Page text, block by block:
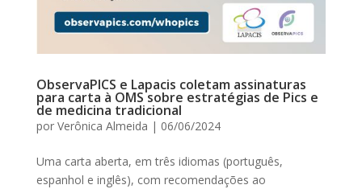
ObservaPICS e Lapacis coletam assinaturas
para carta à OMS sobre estratégias de Pics e
de medicina tradicional
por Verônica Almeida | 06/06/2024
Uma carta aberta, em três idiomas (português,
espanhol e inglês), com recomendações ao